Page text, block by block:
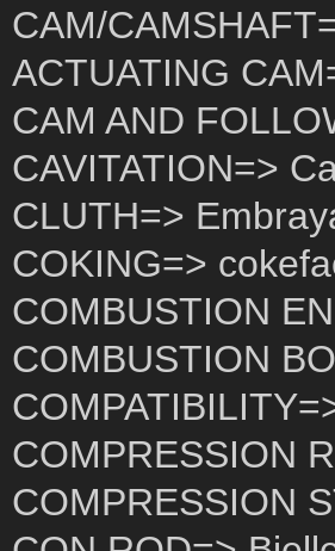
CAM/
ACTUATING
CAM AND
CAVITATION=>
CLUTH=>
COKING=>
COMBUSTION
COMBUSTION
COMPRESSION
COMPRESSION